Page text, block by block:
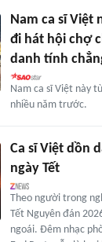
Nam ca sĩ
đi hát hội chợ
danh tính
Nam ca sĩ Việt này
nhiều năm trước.
Ca sĩ Việt dồn
ngày Tết
Theo người trong
Tết Nguyên đán
ngoái. Đêm nhạc